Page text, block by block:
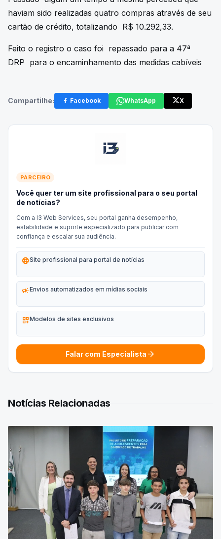
haviam sido realizadas quatro compras através de seu
cartão de crédito, totalizando R$ 10.292,33.
Feito o registro o caso foi repassado para a 47ª
DRP para o encaminhamento das medidas cabíveis
Compartilhe: Facebook WhatsApp X
PARCEIRO
Você quer ter um site profissional para o seu portal
de notícias?
Com a I3 Web Services, seu portal ganha desempenho,
estabilidade e suporte especializado para publicar com
confiança e escalar sua audiência.
languageSite profissional para portal de notícias
campaignEnvios automatizados em mídias sociais
dashboard_customizeModelos de sites exclusivos
Falar com Especialista arrow_forward
Notícias Relacionadas